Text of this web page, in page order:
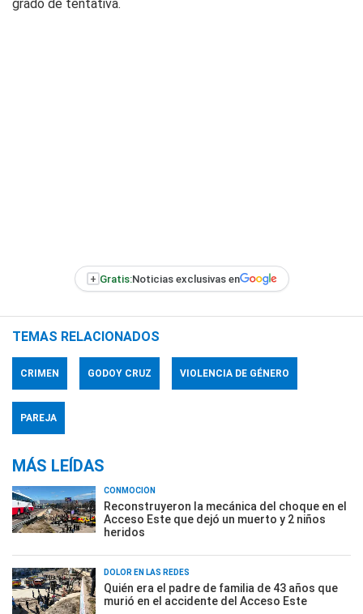
grado de tentativa.
+ Gratis:Noticias exclusivas en
TEMAS RELACIONADOS
CRIMEN GODOY CRUZ VIOLENCIA DE GÉNERO
PAREJA
MÁS LEÍDAS
CONMOCIÓN
Reconstruyeron la mecánica del choque en el
Acceso Este que dejó un muerto y 2 niños
heridos
DOLOR EN LAS REDES
Quién era el padre de familia de 43 años que
murió en el accidente del Acceso Este